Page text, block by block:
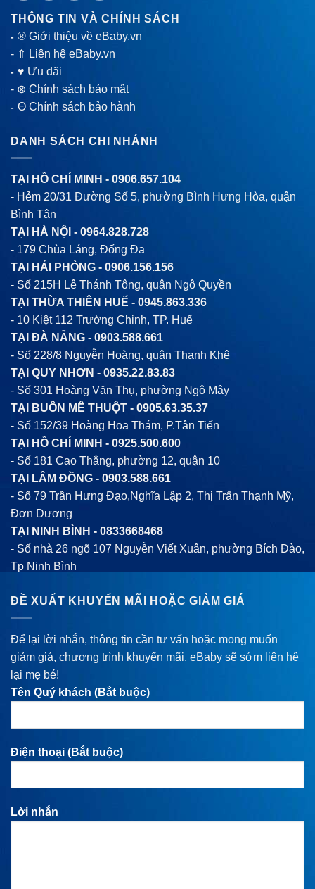
THÔNG TIN VÀ CHÍNH SÁCH
-® Giới thiệu về eBaby.vn
- ⇑ Liên hệ eBaby.vn
-♥ Ưu đãi
- ⊗ Chính sách bảo mật
-Θ Chính sách bảo hành
DANH SÁCH CHI NHÁNH
TẠI HỒ CHÍ MINH - 0906.657.104
- Hẻm 20/31 Đường Số 5, phường Bình Hưng Hòa, quận
Bình Tân
TẠI HÀ NỘI - 0964.828.728
- 179 Chùa Láng, Đống Đa
TẠI HẢI PHÒNG - 0906.156.156
- Số 215H Lê Thánh Tông, quận Ngô Quyền
TẠI THỪA THIÊN HUẾ - 0945.863.336
- 10 Kiệt 112 Trường Chinh, TP. Huế
TẠI ĐÀ NẴNG - 0903.588.661
- Số 228/8 Nguyễn Hoàng, quận Thanh Khê
TẠI QUY NHƠN - 0935.22.83.83
- Số 301 Hoàng Văn Thụ, phường Ngô Mây
TẠI BUÔN MÊ THUỘT - 0905.63.35.37
- Số 152/39 Hoàng Hoa Thám, P.Tân Tiến
TẠI HỒ CHÍ MINH - 0925.500.600
- Số 181 Cao Thắng, phường 12, quận 10
TẠI LÂM ĐỒNG - 0903.588.661
- Số 79 Trần Hưng Đạo,Nghĩa Lập 2, Thị Trấn Thạnh Mỹ,
Đơn Dương
TẠI NINH BÌNH - 0833668468
- Số nhà 26 ngõ 107 Nguyễn Viết Xuân, phường Bích Đào,
Tp Ninh Bình
ĐỀ XUẤT KHUYẾN MÃI HOẶC GIẢM GIÁ
Để lại lời nhắn, thông tin cần tư vấn hoặc mong muốn
giảm giá, chương trình khuyến mãi. eBaby sẽ sớm liện hệ
lại mẹ bé!
Tên Quý khách (Bắt buộc)
Điện thoại (Bắt buộc)
Lời nhắn